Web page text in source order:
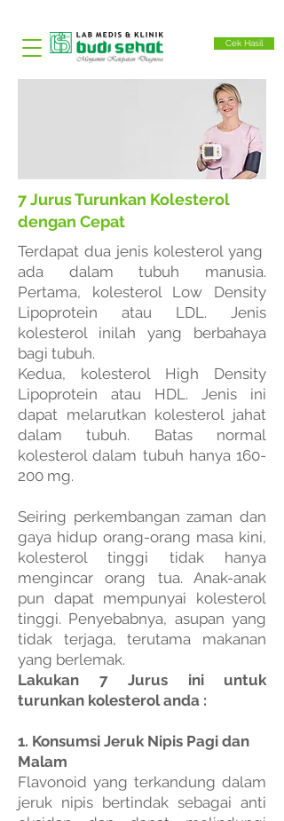
Cek Hasil
7 Jurus Turunkan Kolesterol
dengan Cepat
Terdapat dua jenis kolesterolyang
ada dalam tubuh manusia.
Pertama, kolesterol Low Density
Lipoprotein atau LDL. Jenis
kolesterol inilah yang berbahaya
bagi tubuh.
Kedua, kolesterolHigh Density
Lipoprotein atau HDL. Jenis ini
dapat melarutkan kolesterol jahat
dalam tubuh. Batas normal
kolesterol dalam tubuh hanya 160-
200 mg.
Seiring perkembangan zaman dan
gaya hidup orang-orang masa kini,
kolesterol tinggi tidak hanya
mengincar orang tua. Anak-anak
pun dapat mempunyai kolesterol
tinggi. Penyebabnya, asupan yang
tidak terjaga, terutama makanan
yang berlemak.
Lakukan 7 Jurus ini untuk
turunkan kolesterol anda :
1. Konsumsi Jeruk Nipis Pagi dan
Malam
Flavonoid yang terkandung dalam
jeruk nipis bertindak sebagai anti